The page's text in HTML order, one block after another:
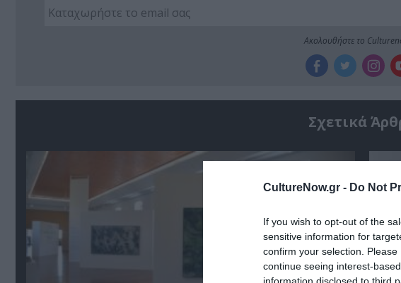
CultureNow.gr - Do Not
If you wish to opt-out of the
sensitive information for
confirm your selection.
continue seeing interest-
information disclosed to third
Ακολουθήστε το
Σχετικά